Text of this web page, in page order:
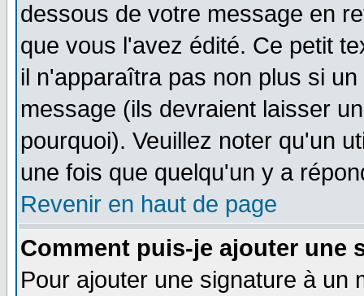
dessous de votre message en
que vous l'avez édité. Ce petit
il n'apparaîtra pas non plus si
message (ils devraient laisser
pourquoi). Veuillez noter qu'un
une fois que quelqu'un y a
Revenir en haut de page
Comment puis-je ajouter une
Pour ajouter une signature à un